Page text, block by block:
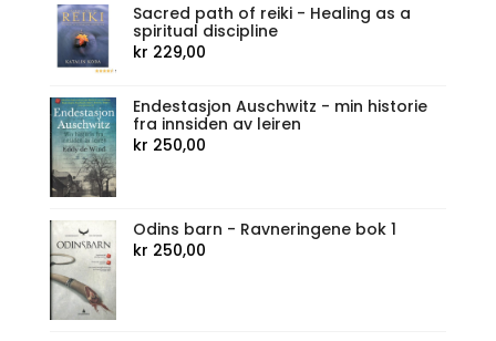
Sacred path of reiki - Healing as a
spiritual discipline
kr 229,00
Endestasjon Auschwitz - min historie
fra innsiden av leiren
kr 250,00
Odins barn - Ravneringene bok 1
kr 250,00